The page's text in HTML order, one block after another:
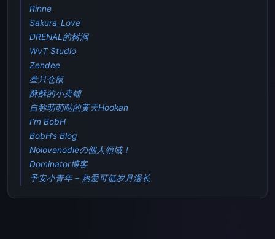
Rinne
Sakura_Love
DRENAL的树洞
WvT Studio
Zendee
叁只仓鼠
酥酥的小卖铺
自称萌萌哒的黄天Hookan
I’m BobH
BobH’s Blog
Nolovenodieの個人領域！
Dominator博客
予安小青年 – 热爱可低岁月漫长